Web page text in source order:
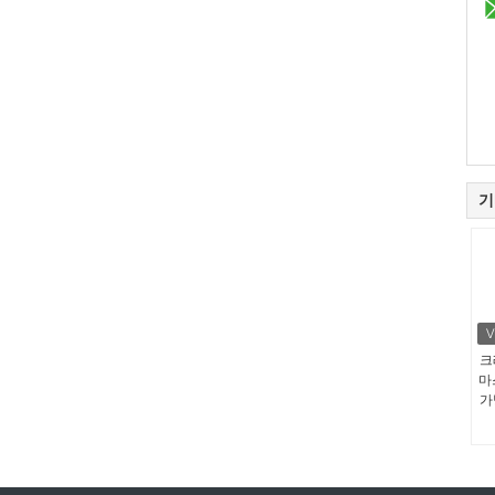
마